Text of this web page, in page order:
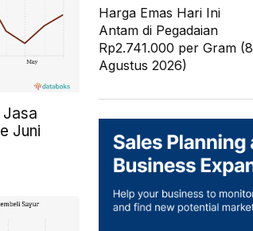
Jasa
Juni
Harga Emas Hari Ini
Antam di Pegadaian
Rp2.741.000 per Gram (8
Agustus 2026)